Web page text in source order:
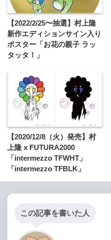
【2022/2/25〜抽選】村上隆
新作エディションサイン入り
ポスター「お花の親子 ラッ
タッタ！」
【2020/12/8（火）発売】村
上隆 x FUTURA2000
「intermezzo TFWHT」
「intermezzo TFBLK」
この記事を書いた人